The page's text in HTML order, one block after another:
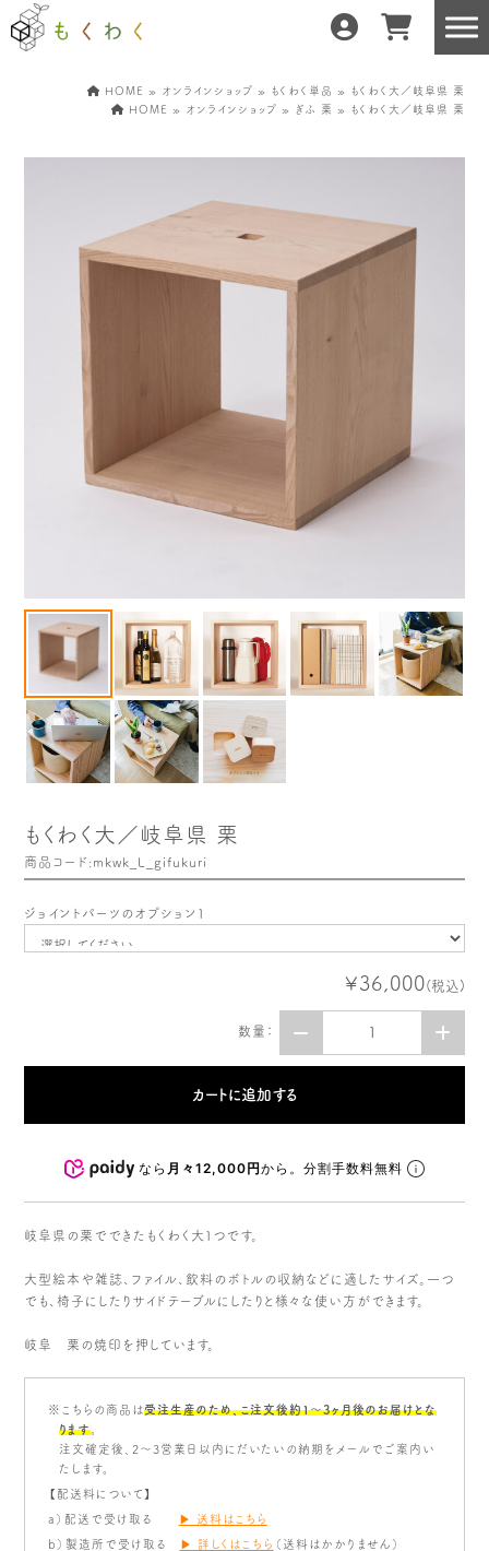
もくわくだけの特徴 地域の職人の手仕事で
運営会社紹介／もくわくへの想い
産地との相性診断
お知らせ もくわくの使い方&選び方
木や森のこと もくわく的 わくわく暮らし
もくわく産地だより
全て見る
HOME » オンラインショップ » もくわく単品 » もくわく大／岐阜県 栗
HOME » オンラインショップ » ぎふ 栗 » もくわく大／岐阜県 栗
もくわく大／岐阜県 栗
商品コード:mkwk_L_gifukuri
ジョイントパーツのオプション１
¥36,000(税込)
数量：
なら 月々12,000円から。分割手数料無料
岐阜県の栗でできたもくわく大１つです。
大型絵本や雑誌、ファイル、飲料のボトルの収納などに適したサイズ。一つ
でも、椅子にしたりサイドテーブルにしたりと様々な使い方ができます。
岐阜 栗の焼印を押しています。
※こちらの商品は受注生産のため、こ注文後約1〜3ヶ月後のお届けとな
ります
注文確定後、2～3営業日以内にだいたいの納期をメールでご案内い
たします。
【配送料について】
a）配送で受け取る ▶ 送料はこちら
b）製造所で受け取る ▶ 詳しくはこちら （送料はかかりません）